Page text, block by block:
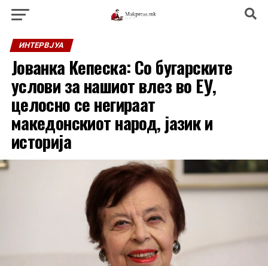
ИНТЕРВЈУА
Јованка Кепеска: Со бугарските
услови за нашиот влез во ЕУ,
целосно се негираат
македонскиот народ, јазик и
историја